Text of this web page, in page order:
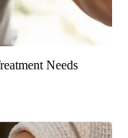
Needs